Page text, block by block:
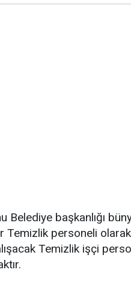
Belediye başkanlığı
Temizlik personeli
Temizlik işçi